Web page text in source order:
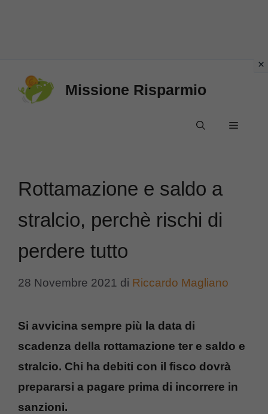
Missione Risparmio
Menu
Rottamazione e saldo a
stralcio, perchè rischi di
perdere tutto
28 Novembre 2021 di Riccardo Magliano
Si avvicina sempre più la data di
scadenza della rottamazione ter e saldo e
stralcio. Chi ha debiti con il fisco dovrà
prepararsi a pagare prima di incorrere in
sanzioni.